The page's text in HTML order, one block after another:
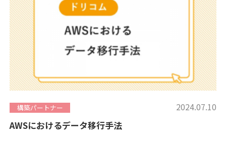
構築パートナー 2024.07.10
AWSにおけるデータ移行手法